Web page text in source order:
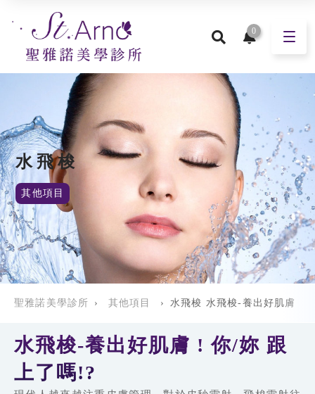
0
水飛梭
其他項目
聖雅諾美學診所 › 其他項目 › 水飛梭 水飛梭-養出好肌膚 !
水飛梭-養出好肌膚 ! 你/妳 跟
上了嗎!?